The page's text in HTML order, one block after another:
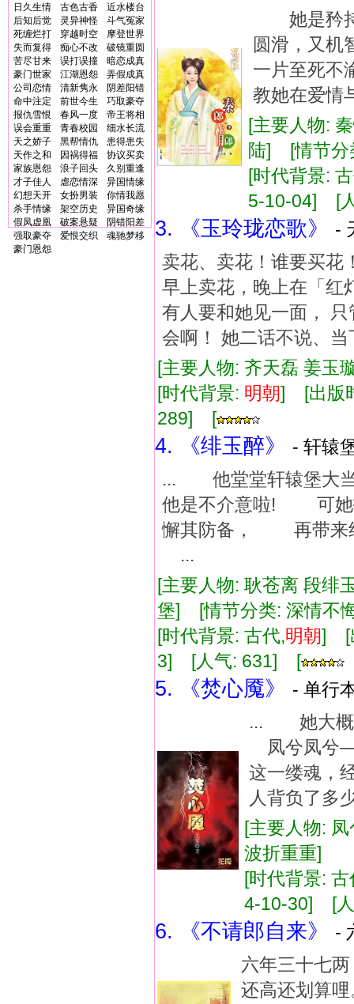
日久生情
古色古香
近水楼台
后知后觉
灵异神怪
斗气冤家
死缠烂打
穿越时空
摩登世界
失而复得
痴心不改
破镜重圆
苦尽甘来
误打误撞
暗恋成真
豪门世家
江湖恩怨
弄假成真
公司恋情
清新隽永
阴差阳错
命中注定
前世今生
巧取豪夺
报仇雪恨
春风一度
帝王将相
误会重重
青春校园
细水长流
天之娇子
黑帮情仇
患得患失
天作之和
因祸得福
协议买卖
家族恩怨
浪子回头
久别重逢
才子佳人
虐恋情深
异国情缘
幻想天开
女扮男装
你情我愿
杀手情缘
架空历史
异国奇缘
假凤虚凰
破案悬疑
阴错阳差
强取豪夺
爱恨交织
魂驰梦移
豪门恩怨
她是矜
圆滑，又
一片至死
教她在爱情
[主要人物:
陆] [情节分
[时代背景:
5-10-04] [
3. 《玉玲珑恋歌》
-
卖花、卖花！谁要买花
早上卖花，晚上在「
有人要和她见一面，
会啊！ 她二话不说、
[主要人物: 齐天磊 姜
[时代背景: 明朝] [出版
289] [
4. 《绯玉醉》
- 轩辕
... 他堂堂轩辕堡大
他是不介意啦! 可她
懈其防备， 再带来
...
[主要人物: 耿苍离 段绯
堡] [情节分类: 深情
[时代背景: 古代,明朝] [
3] [人气: 631] [
5. 《焚心魇》
- 单行
... 她大概
凤兮凤
这一缕魂
人背负了
[主要人物:
波折重重]
[时代背景: 古
4-10-30] [
6. 《不请郎自来》
-
六年三十七
还高还划算